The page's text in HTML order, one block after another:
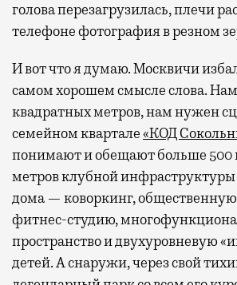
голова перезагрузилась, плечи
телефоне фотография в резном
И вот что я думаю. Москвичи
самом хорошем смысле слова.
квадратных метров, нам нужен
семейном квартале«КОД
понимают и обещают больше 500
метров клубной
дома — коворкинг,
фитнес-студию,
пространство и двухуровневую
детей. А снаружи, через свой